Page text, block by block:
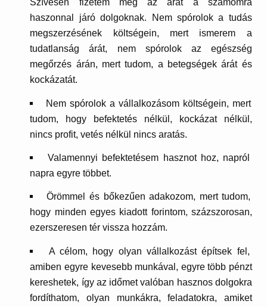
Szívesen fizetem meg az árát a számomra
haszonnal járó dolgoknak. Nem spórolok a tudás
megszerzésének költségein, mert ismerem a
tudatlanság árát, nem spórolok az egészség
megőrzés árán, mert tudom, a betegségek árát és
kockázatát.
Nem spórolok a vállalkozásom költségein, mert
tudom, hogy befektetés nélkül, kockázat nélkül,
nincs profit, vetés nélkül nincs aratás.
Valamennyi befektetésem hasznot hoz, napról
napra egyre többet.
Örömmel és bőkezűen adakozom, mert tudom,
hogy minden egyes kiadott forintom, százszorosan,
ezerszeresen tér vissza hozzám.
A célom, hogy olyan vállalkozást építsek fel,
amiben egyre kevesebb munkával, egyre több pénzt
kereshetek, így az időmet valóban hasznos dolgokra
fordíthatom, olyan munkákra, feladatokra, amiket